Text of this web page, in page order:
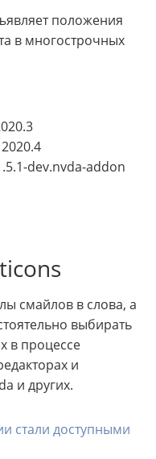
положения
в многострочных
dev.nvda-addon
смайлов в слова, а
выбирать
в процессе
и
и других.
стали доступными